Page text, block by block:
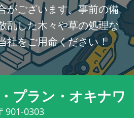
がございます。事前の備
した木々や草の処理な
社をご用命ください！
プラン・オキナワ
901-0303